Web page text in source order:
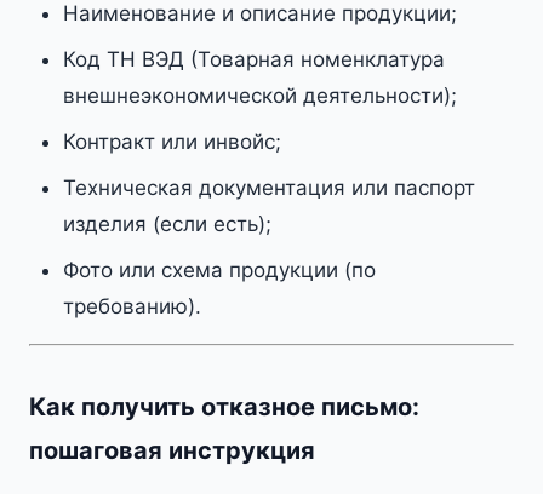
Наименование и описание продукции;
Код ТН ВЭД (Товарная номенклатура
внешнеэкономической деятельности);
Контракт или инвойс;
Техническая документация или паспорт
изделия (если есть);
Фото или схема продукции (по
требованию).
Как получить отказное письмо:
пошаговая инструкция